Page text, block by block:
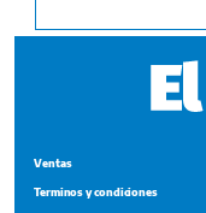
Ventas
Terminos y condiciones